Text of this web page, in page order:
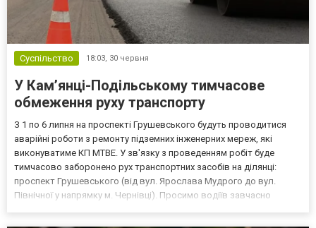
Суспільство 18:03, 30 червня
У Кам’янці-Подільському тимчасове
обмеження руху транспорту
З 1 по 6 липня на проспекті Грушевського будуть проводитися
аварійні роботи з ремонту підземних інженерних мереж, які
виконуватиме КП МТВЕ. У зв'язку з проведенням робіт буде
тимчасово заборонено рух транспортних засобів на ділянці:
проспект Грушевського (від вул. Ярослава Мудрого до вул.
Північної у напрямку м. Чернівці). Просимо водіїв завчасно